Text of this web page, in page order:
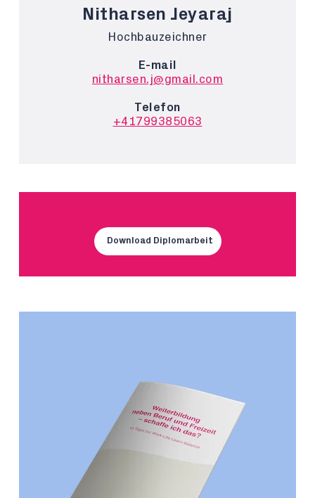
Nitharsen Jeyaraj
Hochbauzeichner
E-mail
nitharsen.j@gmail.com
Telefon
+41799385063
Download Diplomarbeit